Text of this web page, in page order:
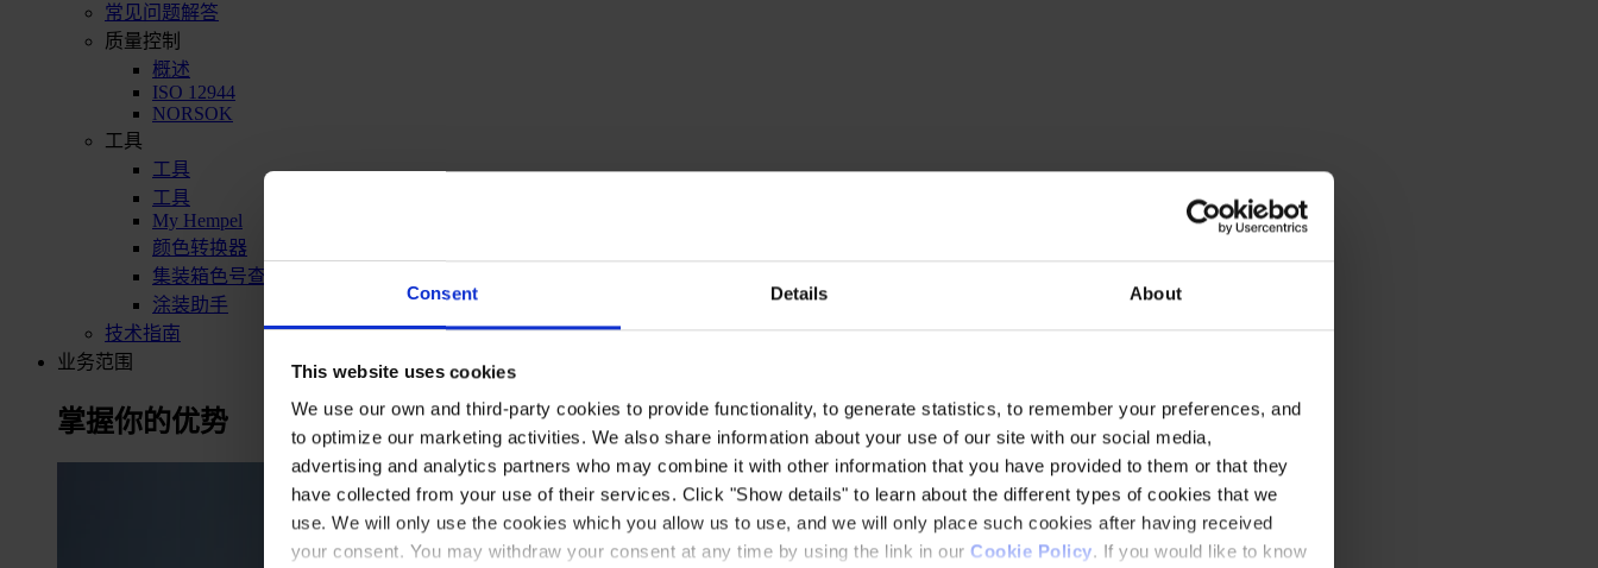
Consent Details About
This website uses cookies
We use our own and third-party cookies to provide functionality, to generate statistics, to remember your preferences, and
to optimize our marketing activities. We also share information about your use of our site with our social media,
advertising and analytics partners who may combine it with other information that you have provided to them or that they
have collected from your use of their services. Click "Show details" to learn about the different types of cookies that we
use. We will only use the cookies which you allow us to use, and we will only place such cookies after having received
your consent. You may withdraw your consent at any time by using the link in our Cookie Policy. If you would like to know
常见问题解答
质量控制
概述
ISO 12944
NORSOK
工具
工具
工具
My Hempel
颜色转换器
集装箱色号查询
涂装助手
技术指南
业务范围
掌握你的优势